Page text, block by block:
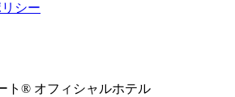
シー
ト® オフィシャルホテル